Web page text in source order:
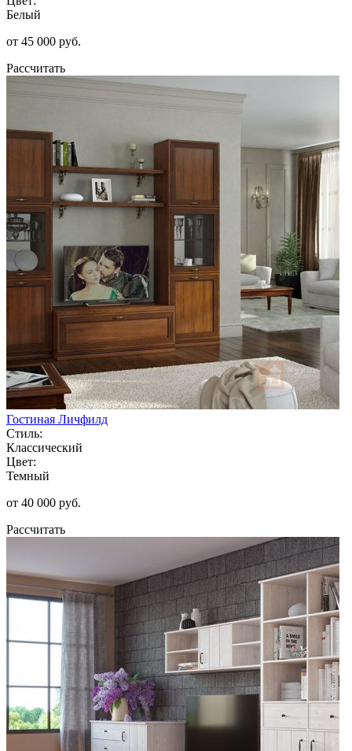
Белый
от 45 000 руб.
Рассчитать
Гостиная Личфилд
Стиль:
Классический
Цвет:
Темный
от 40 000 руб.
Рассчитать